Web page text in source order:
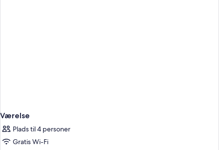
Værelse
Plads til 4 personer
Gratis Wi-Fi